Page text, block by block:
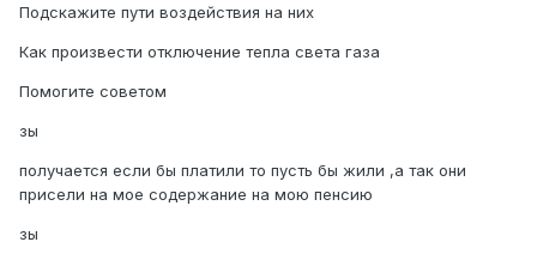
Подскажите пути воздействия на них
Как произвести отключение тепла света газа
Помогите советом
зы
получается если бы платили то пусть бы жили ,а так они
присели на мое содержание на мою пенсию
зы